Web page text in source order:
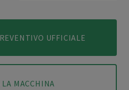
UFFICIALE
MACCHINA